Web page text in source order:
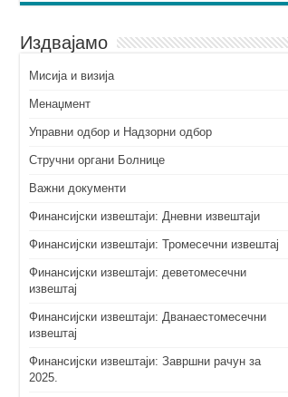
Издвајамо
Мисија и визија
Менаџмент
Управни одбор и Надзорни одбор
Стручни органи Болнице
Важни документи
Финансијски извештаји: Дневни извештаји
Финансијски извештаји: Тромесечни извештај
Финансијски извештаји: деветомесечни
извештај
Финансијски извештаји: Дванаестомесечни
извештај
Финансијски извештаји: Завршни рачун за
2025.